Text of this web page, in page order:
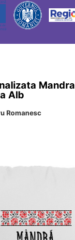
Mandra
Alb
Romanesc